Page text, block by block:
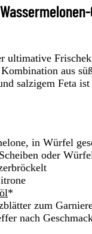
ultimative
aus
salzigem Feta
in Würfel
oder
*
zum
nach